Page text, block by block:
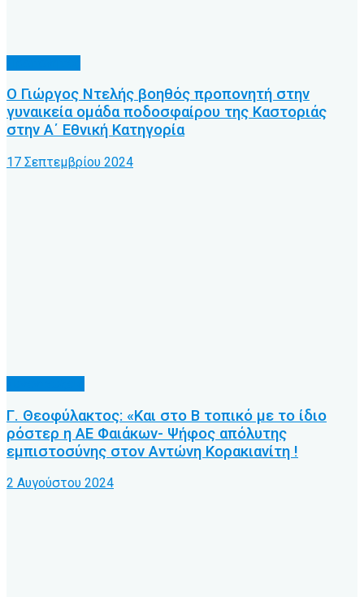
Ο Γιώργος Ντελής βοηθός προπονητή στην
γυναικεία ομάδα ποδοσφαίρου της Καστοριάς
στην Α΄ Εθνική Κατηγορία
17 Σεπτεμβρίου 2024
Γ. Θεοφύλακτος: «Και στο Β τοπικό με το ίδιο
ρόστερ η ΑΕ Φαιάκων- Ψήφος απόλυτης
εμπιστοσύνης στον Αντώνη Κορακιανίτη !
2 Αυγούστου 2024